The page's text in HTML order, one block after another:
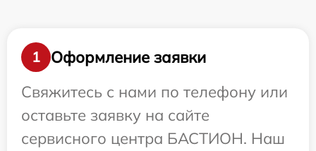
1
Оформление заявки
Свяжитесь с нами по телефону или
оставьте заявку на сайте
сервисного центра БАСТИОН. Наш